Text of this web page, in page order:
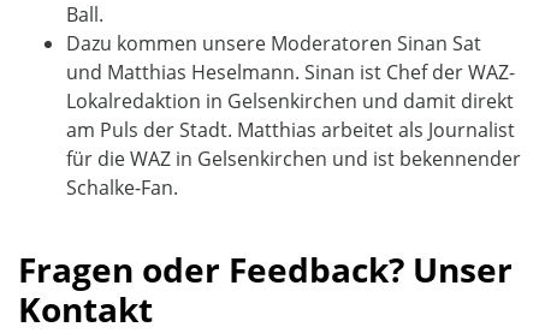
Ball.
Dazu kommen unsere Moderatoren Sinan Sat
und Matthias Heselmann. Sinan ist Chef der WAZ-
Lokalredaktion in Gelsenkirchen und damit direkt
am Puls der Stadt. Matthias arbeitet als Journalist
für die WAZ in Gelsenkirchen und ist bekennender
Schalke-Fan.
Fragen oder Feedback? Unser
Kontakt